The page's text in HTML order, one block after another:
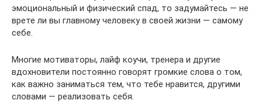
эмоциональный и физический спад, то задумайтесь — не
врете ли вы главному человеку в своей жизни — самому
себе.
Многие мотиваторы, лайф коучи, тренера и другие
вдохновители постоянно говорят громкие слова о том,
как важно заниматься тем, что тебе нравится, другими
словами — реализовать себя.